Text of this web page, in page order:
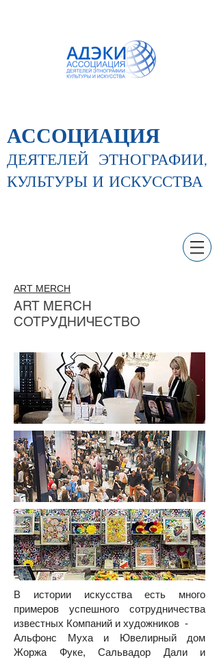
АССОЦИАЦИЯ
ДЕЯТЕЛЕЙ ЭТНОГРАФИИ,
КУЛЬТУРЫ И ИСКУССТВА
ART MERCH
ART MERCH
СОТРУДНИЧЕСТВО
В истории искусства есть много
примеров успешного сотрудничества
известных Компаний и художников -
Альфонс Муха и Ювелирный дом
Жоржа Фуке, Сальвадор Дали и